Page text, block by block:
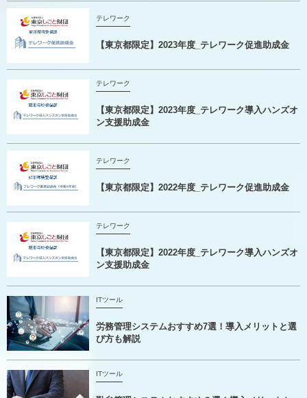
テレワーク
【東京都限定】2023年度_テレワーク促進助成金
テレワーク
【東京都限定】2023年度_テレワーク導入ハンズオ
ン支援助成金
テレワーク
【東京都限定】2022年度_テレワーク促進助成金
テレワーク
【東京都限定】2022年度_テレワーク導入ハンズオ
ン支援助成金
ITツール
労務管理システムおすすめ7選！導入メリットと選
び方も解説
ITツール